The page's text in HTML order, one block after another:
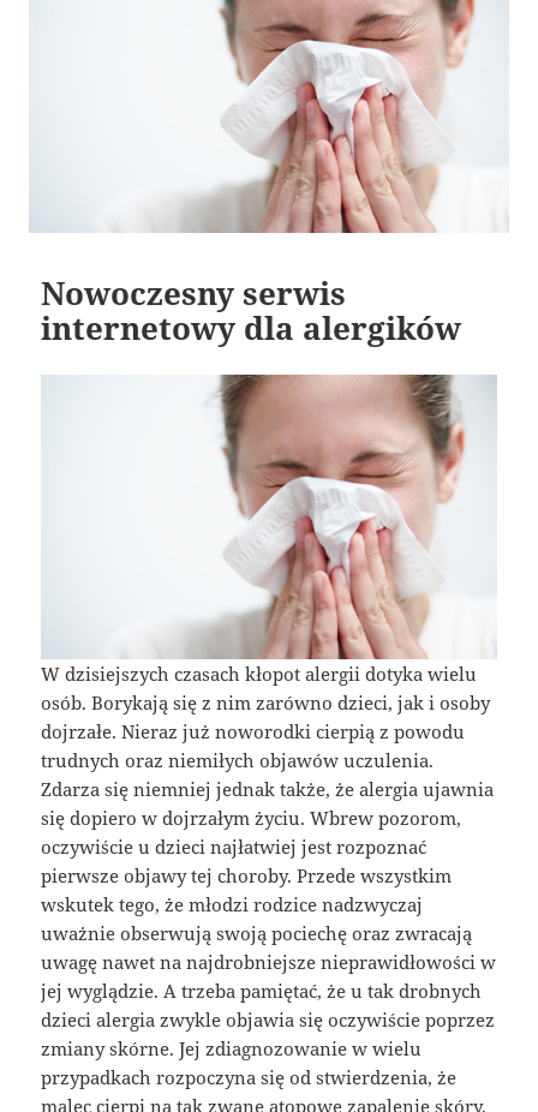
Nowoczesny serwis
internetowy dla alergików
W dzisiejszych czasach kłopot alergii dotyka wielu
osób. Borykają się z nim zarówno dzieci, jak i osoby
dojrzałe. Nieraz już noworodki cierpią z powodu
trudnych oraz niemiłych objawów uczulenia.
Zdarza się niemniej jednak także, że alergia ujawnia
się dopiero w dojrzałym życiu. Wbrew pozorom,
oczywiście u dzieci najłatwiej jest rozpoznać
pierwsze objawy tej choroby. Przede wszystkim
wskutek tego, że młodzi rodzice nadzwyczaj
uważnie obserwują swoją pociechę oraz zwracają
uwagę nawet na najdrobniejsze nieprawidłowości w
jej wyglądzie. A trzeba pamiętać, że u tak drobnych
dzieci alergia zwykle objawia się oczywiście poprzez
zmiany skórne. Jej zdiagnozowanie w wielu
przypadkach rozpoczyna się od stwierdzenia, że
malec cierpi na tak zwane atopowe zapalenie skóry.